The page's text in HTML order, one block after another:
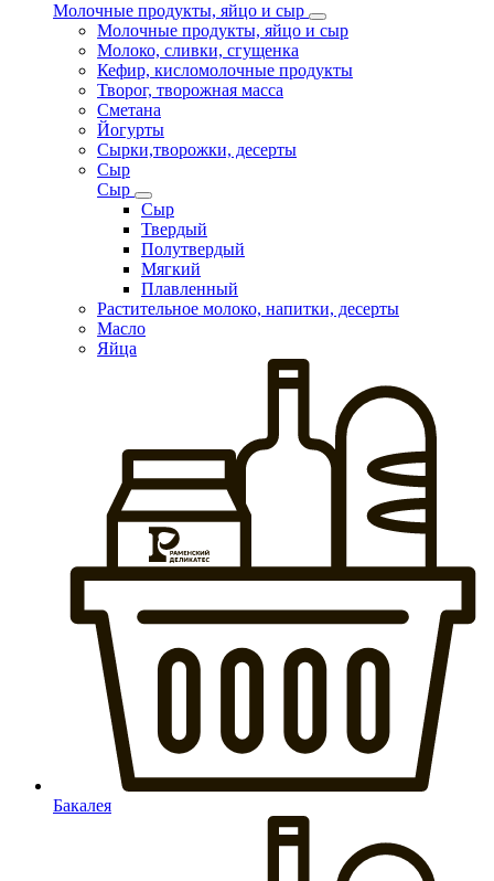
Молочные продукты, яйцо и сыр
Молочные продукты, яйцо и сыр
Молоко, сливки, сгущенка
Кефир, кисломолочные продукты
Творог, творожная масса
Сметана
Йогурты
Сырки,творожки, десерты
Сыр
Сыр
Сыр
Твердый
Полутвердый
Мягкий
Плавленный
Растительное молоко, напитки, десерты
Масло
Яйца
Бакалея